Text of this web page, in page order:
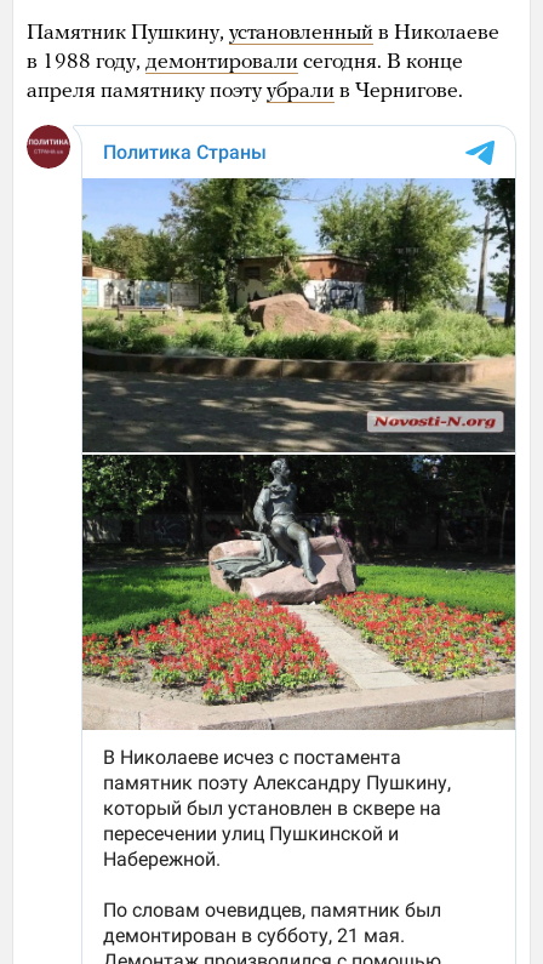
Памятник Пушкину, установленный в Николаеве
в 1988 году, демонтировали сегодня. В конце
апреля памятнику поэтуубрали в Чернигове.